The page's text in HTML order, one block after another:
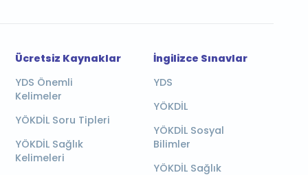
Ücretsiz Kaynaklar
YDS Önemli
Kelimeler
YÖKDİL Soru Tipleri
YÖKDİL Sağlık
Kelimeleri
İngilizce Sınavlar
YDS
YÖKDİL
YÖKDİL Sosyal
Bilimler
YÖKDİL Sağlık